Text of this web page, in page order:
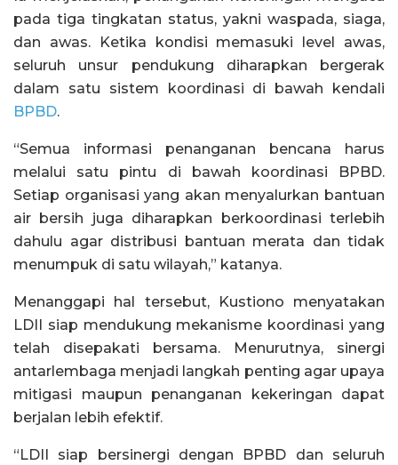
pada tiga tingkatan status, yakni waspada, siaga,
dan awas. Ketika kondisi memasuki level awas,
seluruh unsur pendukung diharapkan bergerak
dalam satu sistem koordinasi di bawah kendali
BPBD.
“Semua informasi penanganan bencana harus
melalui satu pintu di bawah koordinasi BPBD.
Setiap organisasi yang akan menyalurkan bantuan
air bersih juga diharapkan berkoordinasi terlebih
dahulu agar distribusi bantuan merata dan tidak
menumpuk di satu wilayah,” katanya.
Menanggapi hal tersebut, Kustiono menyatakan
LDII siap mendukung mekanisme koordinasi yang
telah disepakati bersama. Menurutnya, sinergi
antarlembaga menjadi langkah penting agar upaya
mitigasi maupun penanganan kekeringan dapat
berjalan lebih efektif.
“LDII siap bersinergi dengan BPBD dan seluruh